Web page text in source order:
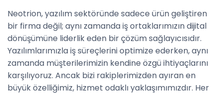
Neotrion, yazılım sektöründe sadece ürün geliştiren
bir firma değil; aynı zamanda iş ortaklarımızın dijital
dönüşümüne liderlik eden bir çözüm sağlayıcısıdır.
Yazılımlarımızla iş süreçlerini optimize ederken, aynı
zamanda müşterilerimizin kendine özgü ihtiyaçlarını
karşılıyoruz. Ancak bizi rakiplerimizden ayıran en
büyük özelliğimiz, hizmet odaklı yaklaşımımızdır. Her